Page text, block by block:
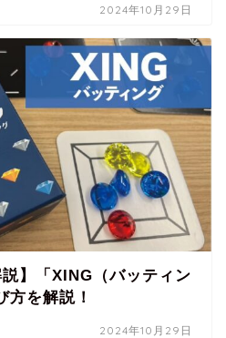
2024年10月29日
説】「XING（バッティン
方を解説！
2024年10月29日